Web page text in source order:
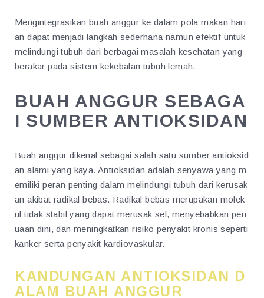
Mengintegrasikan buah anggur ke dalam pola makan hari
an dapat menjadi langkah sederhana namun efektif untuk
melindungi tubuh dari berbagai masalah kesehatan yang
berakar pada sistem kekebalan tubuh lemah.
BUAH ANGGUR SEBAGA
I SUMBER ANTIOKSIDAN
Buah anggur dikenal sebagai salah satu sumber antioksid
an alami yang kaya. Antioksidan adalah senyawa yang m
emiliki peran penting dalam melindungi tubuh dari kerusak
an akibat radikal bebas. Radikal bebas merupakan molek
ul tidak stabil yang dapat merusak sel, menyebabkan pen
uaan dini, dan meningkatkan risiko penyakit kronis seperti
kanker serta penyakit kardiovaskular.
KANDUNGAN ANTIOKSIDAN D
ALAM BUAH ANGGUR